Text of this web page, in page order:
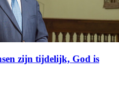
zijn tijdelijk, God is